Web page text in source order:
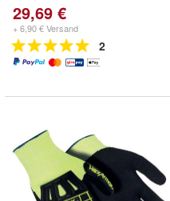
29,69 €
+ 6,90 € Versand
2